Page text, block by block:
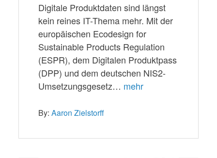
Digitale Produktdaten sind längst
kein reines IT-Thema mehr. Mit der
europäischen Ecodesign for
Sustainable Products Regulation
(ESPR), dem Digitalen Produktpass
(DPP) und dem deutschen NIS2-
Umsetzungsgesetz… mehr
By: Aaron Zielstorff